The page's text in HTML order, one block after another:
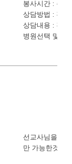
봉사시간 : 주중
상담방법 : 전화
상담내용 : 진료
병원선택 및
선교사님을
만 가능한것이